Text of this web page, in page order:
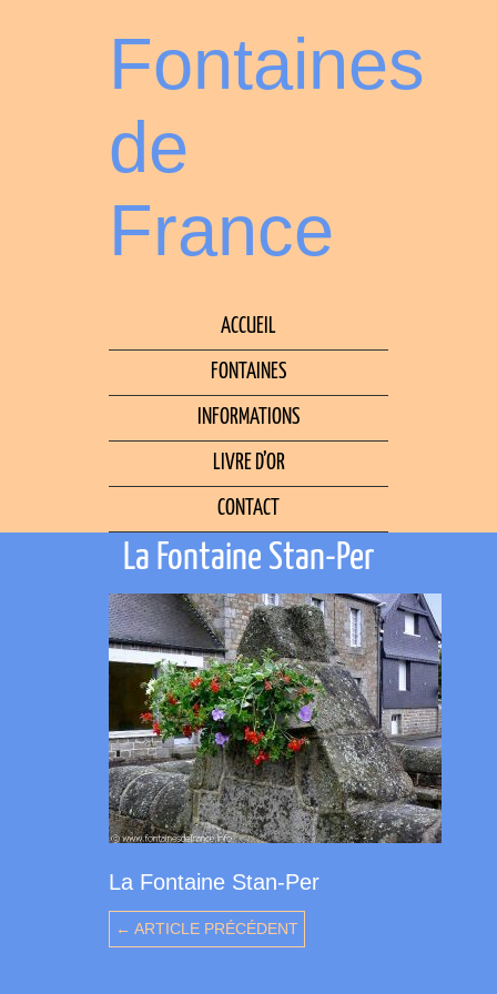
Fontaines
de
France
ACCUEIL
FONTAINES
INFORMATIONS
LIVRE D’OR
CONTACT
La Fontaine Stan-Per
La Fontaine Stan-Per
← ARTICLE PRÉCÉDENT